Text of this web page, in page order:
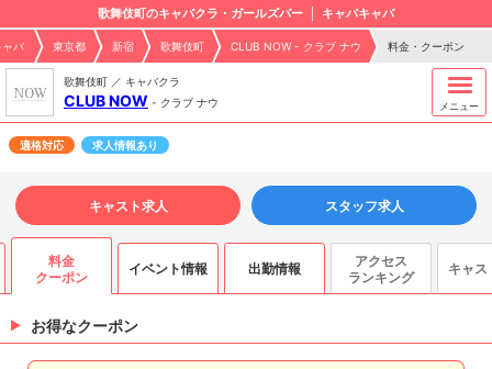
歌舞伎町のキャバクラ・ガールズバー キャバキャバ
ャバ 東京都 新宿 歌舞伎町 CLUB NOW - クラブ ナウ 料金・クーポン
歌舞伎町 ／ キャバクラ
CLUB NOW - クラブ ナウ メニュー
適格対応 求人情報あり
キャスト求人 スタッフ求人
料金
クーポン
イベント情報 出勤情報
アクセス
ランキング
キャス
お得なクーポン